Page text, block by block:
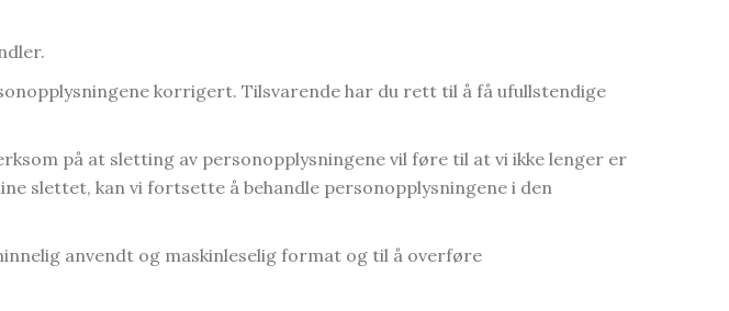
korrigert. Tilsvarende har du rett til å få ufullstendige
på at sletting av personopplysningene vil føre til at vi ikke lenger er
slettet, kan vi fortsette å behandle personopplysningene i den
anvendt og maskinleselig format og til å overføre